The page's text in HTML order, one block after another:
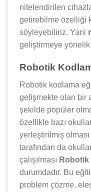
nitelendirilen
getirebilme özelliği
söyleyebiliriz. Yani
geliştirmeye yönelik
Robotik
Robotik kodlama
gelişmekte olan bir
şekilde popüler
özellikle bazı
yerleştirilmiş olması
tarafından da
çalışılması
durumdadır. Bu
problem çözme,